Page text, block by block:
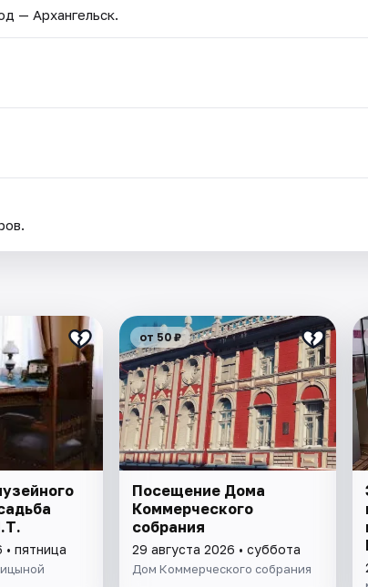
— Архангельск.
• пятница
от 50 ₽
Посещение Дома
Коммерческого
собрания
29 августа 2026 • суббота
Дом Коммерческого собрания